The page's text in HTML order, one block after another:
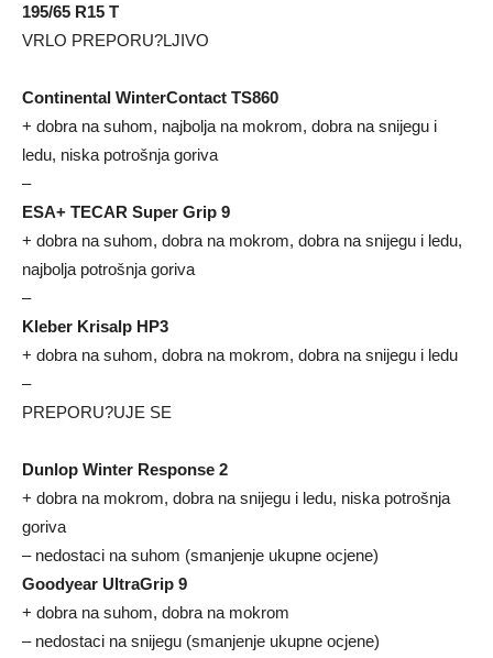
195/65 R15 T
VRLO PREPORU?LJIVO
Continental WinterContact TS860
+ dobra na suhom, najbolja na mokrom, dobra na snijegu i
ledu, niska potrošnja goriva
–
ESA+ TECAR Super Grip 9
+ dobra na suhom, dobra na mokrom, dobra na snijegu i ledu,
najbolja potrošnja goriva
–
Kleber Krisalp HP3
+ dobra na suhom, dobra na mokrom, dobra na snijegu i ledu
–
PREPORU?UJE SE
Dunlop Winter Response 2
+ dobra na mokrom, dobra na snijegu i ledu, niska potrošnja
goriva
– nedostaci na suhom (smanjenje ukupne ocjene)
Goodyear UltraGrip 9
+ dobra na suhom, dobra na mokrom
– nedostaci na snijegu (smanjenje ukupne ocjene)